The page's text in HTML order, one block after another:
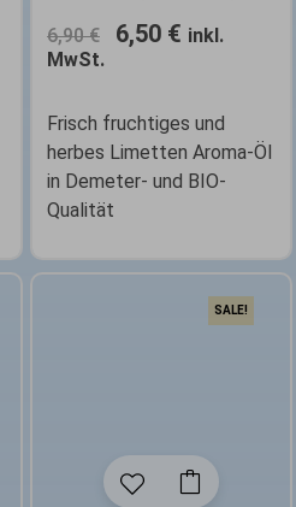
6,90€ 6,50 € inkl.
MwSt.
Frisch fruchtiges und
herbes Limetten Aroma-Öl
in Demeter- und BIO-
Qualität
SALE!